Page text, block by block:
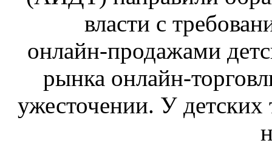
власти с
онлайн‑продажами
рынка онлайн-
ужесточении. У детских